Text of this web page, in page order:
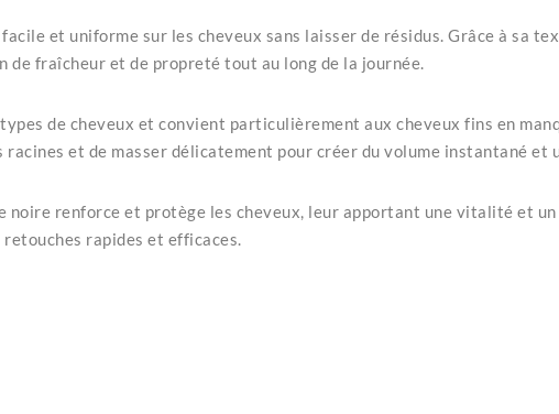
et uniforme sur les cheveux sans laisser de résidus. Grâce à sa
de fraîcheur et de propreté tout au long de la journée.
de cheveux et convient particulièrement aux cheveux fins en
et de masser délicatement pour créer du volume instantané et
noire renforce et protège les cheveux, leur apportant une vitalité et
rapides et efficaces.